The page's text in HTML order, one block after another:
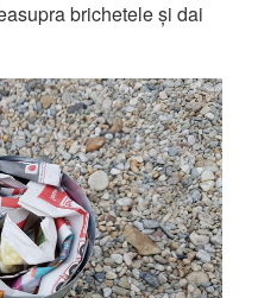
brichetele și dai